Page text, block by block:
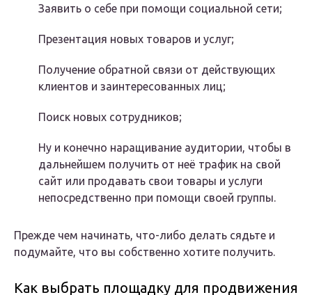
Заявить о себе при помощи социальной сети;
Презентация новых товаров и услуг;
Получение обратной связи от действующих
клиентов и заинтересованных лиц;
Поиск новых сотрудников;
Ну и конечно наращивание аудитории, чтобы в
дальнейшем получить от неё трафик на свой
сайт или продавать свои товары и услуги
непосредственно при помощи своей группы.
Прежде чем начинать, что-либо делать сядьте и
подумайте, что вы собственно хотите получить.
Как выбрать площадку для продвижения